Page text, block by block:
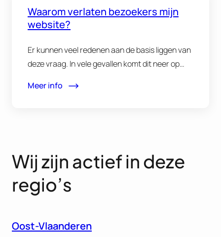
Waarom verlaten bezoekers mijn
website?
Er kunnen veel redenen aan de basis liggen van
deze vraag. In vele gevallen komt dit neer op…
Meer info
Wij zijn actief in deze
regio’s
Oost-Vlaanderen